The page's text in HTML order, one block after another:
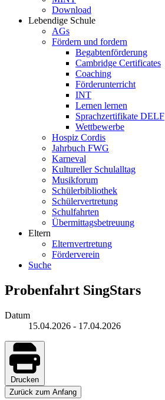
Download
Lebendige Schule
AGs
Fördern und fordern
Begabtenförderung
Cambridge Certificates
Coaching
Förderunterricht
INT
Lernen lernen
Sprachzertifikate DELF
Wettbewerbe
Hospiz Cordis
Jahrbuch FWG
Karneval
Kultureller Schulalltag
Musikforum
Schülerbibliothek
Schülervertretung
Schulfahrten
Übermittagsbetreuung
Eltern
Elternvertretung
Förderverein
Suche
Probenfahrt SingStars
Datum
15.04.2026 - 17.04.2026
Drucken
Zurück zum Anfang